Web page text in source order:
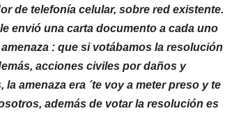
de telefonía celular, sobre red existente.
envió una carta documento a cada uno
: que si votábamos la resolución
acciones civiles por daños y
amenaza era ´te voy a meter preso y te
además de votar la resolución es